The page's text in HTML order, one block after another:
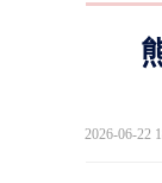
2026-06-22